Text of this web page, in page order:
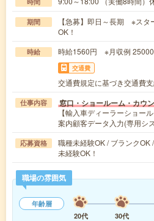
期間
【急募】即日～長期 ※ス
OK！
時給 時給1560円 ※月収例
交通費
交通費規定に基づき交通費
仕事内容 窓口・ショールーム・カウ
【輸入車ディーラーショー
案内顧客データ入力(専用シ
応募資格
職種未経験OK / ブランクOK
未経験OK！
職場の雰囲気
年齢層
20代
30代